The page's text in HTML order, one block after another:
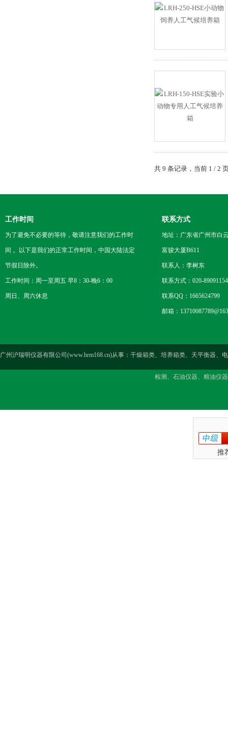
共 9 条记录，当前 1 / 2
工作时间
为了避免不必要的等待，敬请注意我们的工作时
间 。以下是我们的正常工作时间，中国大陆法定
节假日除外。
工作时间：周一至周五 早8：30-晚6：00
周日、周六休息
联系方式
地址：广东省广州市白
富骏大厦B611
联系人：李树东
联系方式：020-89091154
联系QQ：1665624799
邮箱：
广州沪瑞明仪器有限公司(www.hrm168.cn)从事：干燥箱类、培养箱类、天平衡器
检测、石油仪器、粮油仪
推